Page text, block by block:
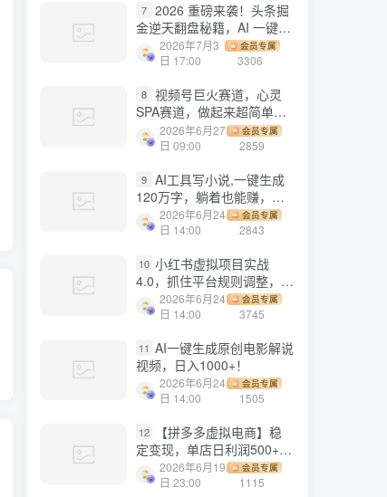
【副业项目4441期】最新长久稳定暴利项目，运费险全新玩法，日赚1000（包含详细教程，全程指导）
7 2026 重磅来袭！头条掘
金逆天翻盘秘籍，AI 一键打
造爆款内容，只需简单复制
粘贴，日入 1000 + 轻松实
2026年7月3
日 17:00
会员专属
3306
8 视频号巨火赛道，心灵
SPA赛道，做起来超简单，
每天收益800+！
2026年6月27
日 09:00
会员专属
2859
9 AI工具写小说,一键生成
120万字，躺着也能赚，月
入2w+！
2026年6月24
日 14:00
会员专属
2843
10 小红书虚拟项目实战
4.0，抓住平台规则调整，单
店日入500+！
2026年6月24
日 14:00
会员专属
3745
11 AI一键生成原创电影解说
视频，日入1000+！
2026年6月24
日 14:00
会员专属
1505
12
【拼多多虚拟电商】稳
定变现，单店日利润500+，
软件挂机全自动发货，轻松
实现月入1w+！
2026年6月19
日 23:00
会员专属
1115